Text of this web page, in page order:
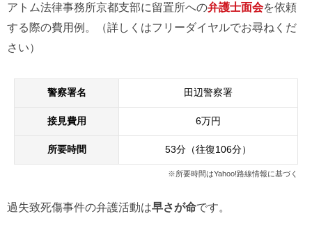
アトム法律事務所京都支部に留置所への弁護士面会を依頼
する際の費用例。（詳しくはフリーダイヤルでお尋ねくだ
さい）
警察署名 田辺警察署
接見費用 6万円
所要時間 53分（往復106分）
※所要時間はYahoo!路線情報に基づく
過失致死傷事件の弁護活動は早さが命です。